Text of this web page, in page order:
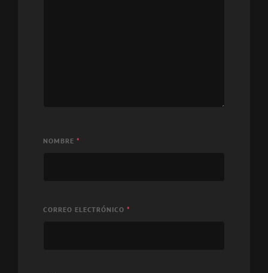
NOMBRE *
CORREO ELECTRÓNICO *